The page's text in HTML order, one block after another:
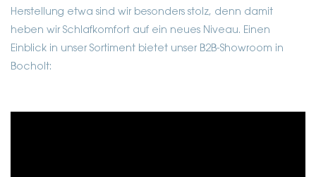
Herstellung etwa sind wir besonders stolz, denn damit
heben wir Schlafkomfort auf ein neues Niveau. Einen
Einblick in unser Sortiment bietet unser B2B-Showroom in
Bocholt: